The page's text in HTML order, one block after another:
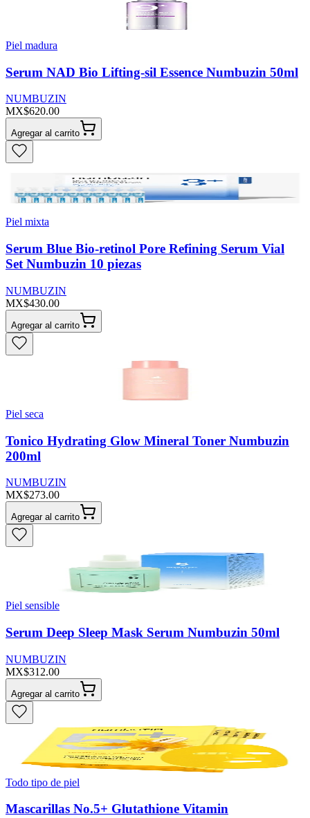
Piel madura
Serum NAD Bio Lifting-sil Essence Numbuzin 50ml
NUMBUZIN
MX$620.00
Agregar al carrito
Piel mixta
Serum Blue Bio-retinol Pore Refining Serum Vial
Set Numbuzin 10 piezas
NUMBUZIN
MX$430.00
Agregar al carrito
Piel seca
Tonico Hydrating Glow Mineral Toner Numbuzin
200ml
NUMBUZIN
MX$273.00
Agregar al carrito
Piel sensible
Serum Deep Sleep Mask Serum Numbuzin 50ml
NUMBUZIN
MX$312.00
Agregar al carrito
Todo tipo de piel
Mascarillas No.5+ Glutathione Vitamin